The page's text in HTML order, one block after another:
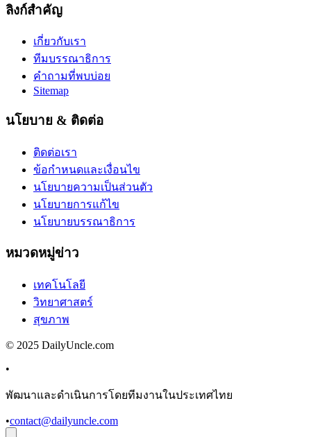
ลิงก์สำคัญ
เกี่ยวกับเรา
ทีมบรรณาธิการ
คำถามที่พบบ่อย
Sitemap
นโยบาย & ติดต่อ
ติดต่อเรา
ข้อกำหนดและเงื่อนไข
นโยบายความเป็นส่วนตัว
นโยบายการแก้ไข
นโยบายบรรณาธิการ
หมวดหมู่ข่าว
เทคโนโลยี
วิทยาศาสตร์
สุขภาพ
© 2025 DailyUncle.com
•
พัฒนาและดำเนินการโดยทีมงานในประเทศไทย
•contact@dailyuncle.com